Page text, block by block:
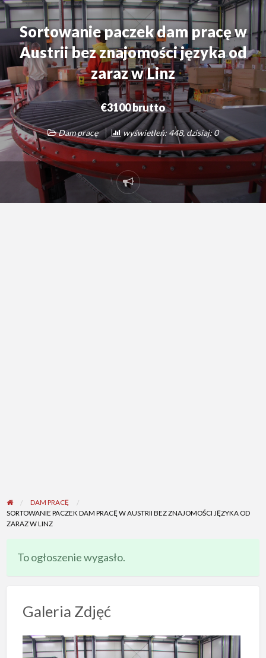
Sortowanie paczek dam pracę w
Austrii bez znajomości języka od
zaraz w Linz
€3100 brutto
Dam pracę wyświetleń: 448, dzisiaj: 0
Zgłoś
problem
DAM PRACĘ
SORTOWANIE PACZEK DAM PRACĘ W AUSTRII BEZ ZNAJOMOŚCI JĘZYKA OD
ZARAZ W LINZ
To ogłoszenie wygasło.
Galeria Zdjęć